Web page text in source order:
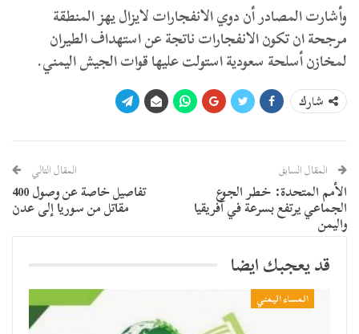
وأشارت المصادر أن دوي الانفجارات لايزال يهز المنطقة
مرجحة ان تكون الانفجارات ناتجة عن استهداف الطيران
لمخازن أسلحة سعودية استولت عليها قوات الجيش اليمني.
شارك
المقال السابق
الأمم المتحدة: خطر الجوع
الجماعي يرتفع بسرعة في أفريقيا
واليمن
المقال التالي
تفاصيل خاصة عن وصول 400
مقاتل من سوريا إلى عدن
قد يعجبك ايضا
المساء اليمني